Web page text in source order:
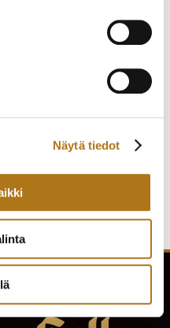
Näytä tiedot
CITIZEN-032 NEW